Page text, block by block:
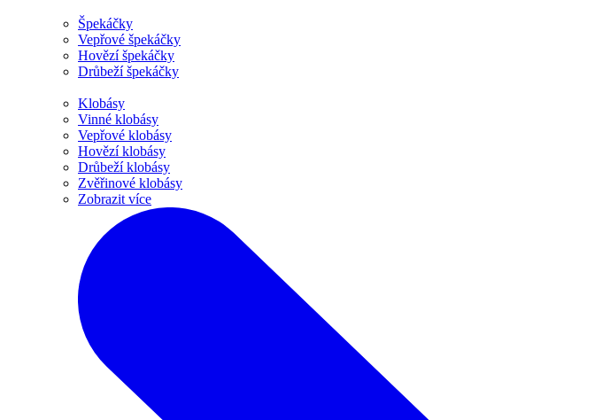
Špekáčky
Vepřové špekáčky
Hovězí špekáčky
Drůbeží špekáčky
Klobásy
Vinné klobásy
Vepřové klobásy
Hovězí klobásy
Drůbeží klobásy
Zvěřinové klobásy
Zobrazit více